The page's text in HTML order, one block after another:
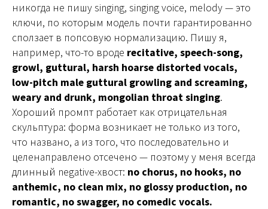
никогда не пишу singing, singing voice, melody — это
ключи, по которым модель почти гарантированно
сползает в попсовую нормализацию. Пишу я,
например, что-то вроде recitative, speech-song,
growl, guttural, harsh hoarse distorted vocals,
low-pitch male guttural growling and screaming,
weary and drunk, mongolian throat singing.
Хороший промпт работает как отрицательная
скульптура: форма возникает не только из того,
что названо, а из того, что последовательно и
целенаправлено отсечено — поэтому у меня всегда
длинный negative-хвост: no chorus, no hooks, no
anthemic, no clean mix, no glossy production, no
romantic, no swagger, no comedic vocals.